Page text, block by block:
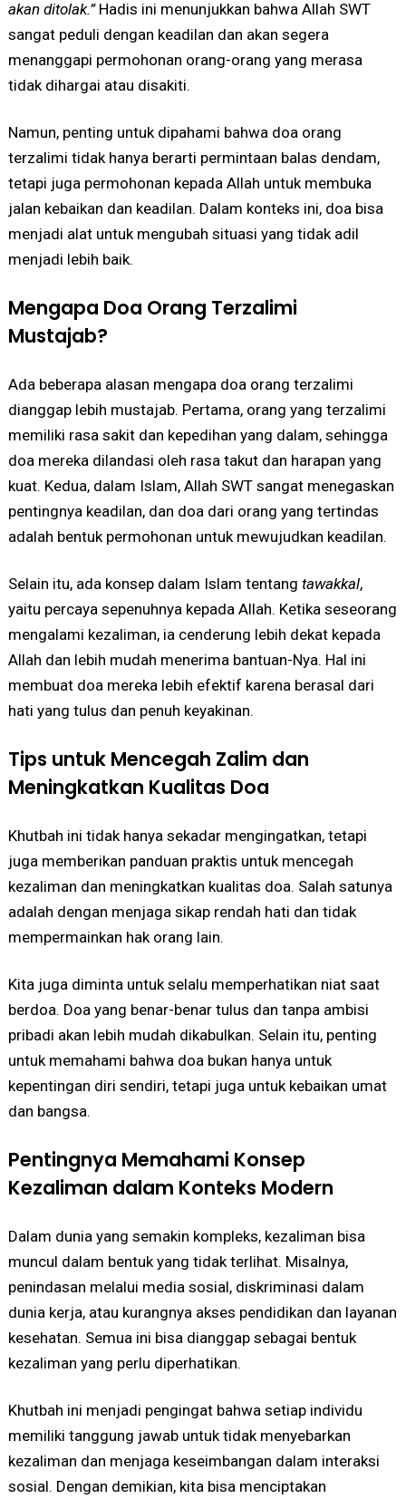
akan ditolak.”Hadis ini menunjukkan bahwa Allah SWT
sangat peduli dengan keadilan dan akan segera
menanggapi permohonan orang-orang yang merasa
tidak dihargai atau disakiti.
Namun, penting untuk dipahami bahwa doa orang
terzalimi tidak hanya berarti permintaan balas dendam,
tetapi juga permohonan kepada Allah untuk membuka
jalan kebaikan dan keadilan. Dalam konteks ini, doa bisa
menjadi alat untuk mengubah situasi yang tidak adil
menjadi lebih baik.
Mengapa Doa Orang Terzalimi
Mustajab?
Ada beberapa alasan mengapa doa orang terzalimi
dianggap lebih mustajab. Pertama, orang yang terzalimi
memiliki rasa sakit dan kepedihan yang dalam, sehingga
doa mereka dilandasi oleh rasa takut dan harapan yang
kuat. Kedua, dalam Islam, Allah SWT sangat menegaskan
pentingnya keadilan, dan doa dari orang yang tertindas
adalah bentuk permohonan untuk mewujudkan keadilan.
Selain itu, ada konsep dalam Islam tentang tawakkal,
yaitu percaya sepenuhnya kepada Allah. Ketika seseorang
mengalami kezaliman, ia cenderung lebih dekat kepada
Allah dan lebih mudah menerima bantuan-Nya. Hal ini
membuat doa mereka lebih efektif karena berasal dari
hati yang tulus dan penuh keyakinan.
Tips untuk Mencegah Zalim dan
Meningkatkan Kualitas Doa
Khutbah ini tidak hanya sekadar mengingatkan, tetapi
juga memberikan panduan praktis untuk mencegah
kezaliman dan meningkatkan kualitas doa. Salah satunya
adalah dengan menjaga sikap rendah hati dan tidak
mempermainkan hak orang lain.
Kita juga diminta untuk selalu memperhatikan niat saat
berdoa. Doa yang benar-benar tulus dan tanpa ambisi
pribadi akan lebih mudah dikabulkan. Selain itu, penting
untuk memahami bahwa doa bukan hanya untuk
kepentingan diri sendiri, tetapi juga untuk kebaikan umat
dan bangsa.
Pentingnya Memahami Konsep
Kezaliman dalam Konteks Modern
Dalam dunia yang semakin kompleks, kezaliman bisa
muncul dalam bentuk yang tidak terlihat. Misalnya,
penindasan melalui media sosial, diskriminasi dalam
dunia kerja, atau kurangnya akses pendidikan dan layanan
kesehatan. Semua ini bisa dianggap sebagai bentuk
kezaliman yang perlu diperhatikan.
Khutbah ini menjadi pengingat bahwa setiap individu
memiliki tanggung jawab untuk tidak menyebarkan
kezaliman dan menjaga keseimbangan dalam interaksi
sosial. Dengan demikian, kita bisa menciptakan